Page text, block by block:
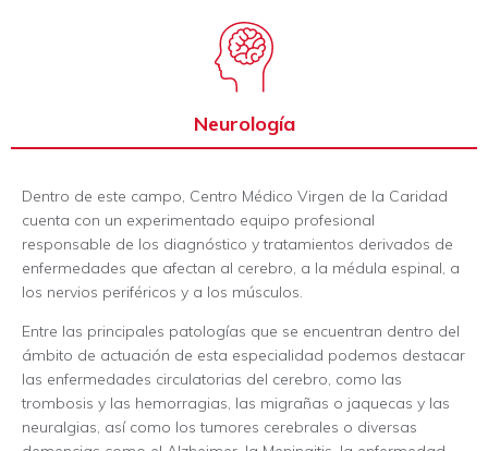
Neurología
Dentro de este campo, Centro Médico Virgen de la Caridad
cuenta con un experimentado equipo profesional
responsable de los diagnóstico y tratamientos derivados de
enfermedades que afectan al cerebro, a la médula espinal, a
los nervios periféricos y a los músculos.
Entre las principales patologías que se encuentran dentro del
ámbito de actuación de esta especialidad podemos destacar
las enfermedades circulatorias del cerebro, como las
trombosis y las hemorragias, las migrañas o jaquecas y las
neuralgias, así como los tumores cerebrales o diversas